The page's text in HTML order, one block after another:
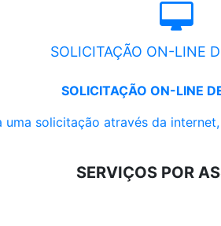
SOLICITAÇÃO ON-LINE
SOLICITAÇÃO ON-LINE
uma solicitação através da
SERVIÇOS POR